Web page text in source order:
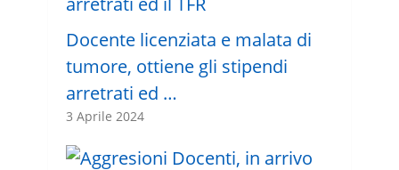
Docente licenziata e malata di
tumore, ottiene gli stipendi
arretrati ed …
3 Aprile 2024